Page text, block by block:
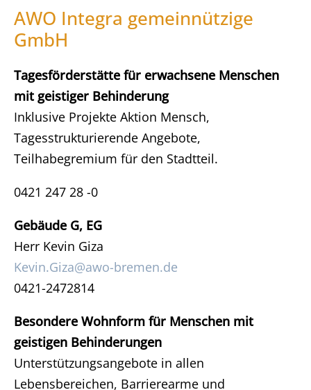
AWO Integra gemeinnützige
GmbH
Tagesförderstätte für erwachsene Menschen
mit geistiger Behinderung
Inklusive Projekte Aktion Mensch,
Tagesstrukturierende Angebote,
Teilhabegremium für den Stadtteil.
0421 247 28 -0
Gebäude G, EG
Herr Kevin Giza
Kevin.Giza@awo-bremen.de
0421-2472814
Besondere Wohnform für Menschen mit
geistigen Behinderungen
Unterstützungsangebote in allen
Lebensbereichen, Barrierearme und